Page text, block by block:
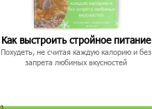
Как выстроить стройное питание
Похудеть, не считая каждую калорию и без
запрета любимых вкусностей